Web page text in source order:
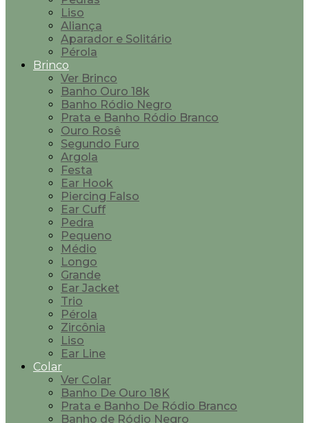
Liso
Aliança
Aparador e Solitário
Pérola
Brinco
Ver Brinco
Banho Ouro 18k
Banho Ródio Negro
Prata e Banho Ródio Branco
Ouro Rosê
Segundo Furo
Argola
Festa
Ear Hook
Piercing Falso
Ear Cuff
Pedra
Pequeno
Médio
Longo
Grande
Ear Jacket
Trio
Pérola
Zircônia
Liso
Ear Line
Colar
Ver Colar
Banho De Ouro 18K
Prata e Banho De Ródio Branco
Banho de Ródio Negro